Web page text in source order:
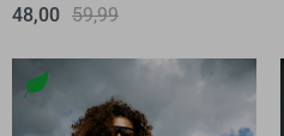
48,00 59,99